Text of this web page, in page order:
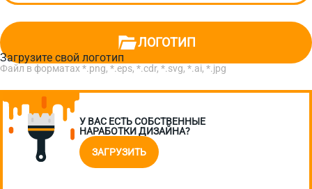
ЛОГОТИП
Загрузите свой логотип
Файл в форматах *.png, *.eps, *.cdr, *.svg, *.ai, *.jpg
У ВАС ЕСТЬ СОБСТВЕННЫЕ
НАРАБОТКИ ДИЗАЙНА?
ЗАГРУЗИТЬ